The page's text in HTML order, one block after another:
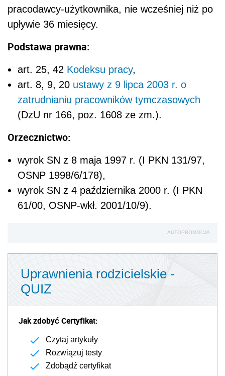
pracodawcy-użytkownika, nie wcześniej niż po
upływie 36 miesięcy.
Podstawa prawna:
art. 25, 42 Kodeksu pracy,
art. 8, 9, 20 ustawy z 9 lipca 2003 r. o
zatrudnianiu pracowników tymczasowych
(DzU nr 166, poz. 1608 ze zm.).
Orzecznictwo:
wyrok SN z 8 maja 1997 r. (I PKN 131/97,
OSNP 1998/6/178),
wyrok SN z 4 października 2000 r. (I PKN
61/00, OSNP-wkł. 2001/10/9).
AUTOPROMOCJA
Uprawnienia rodzicielskie -
QUIZ
Jak zdobyć Certyfikat:
Czytaj artykuły
Rozwiązuj testy
Zdobądź certyfikat